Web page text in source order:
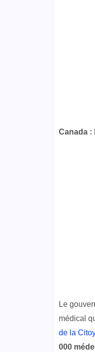
Canada :
Le
médical
de la
000